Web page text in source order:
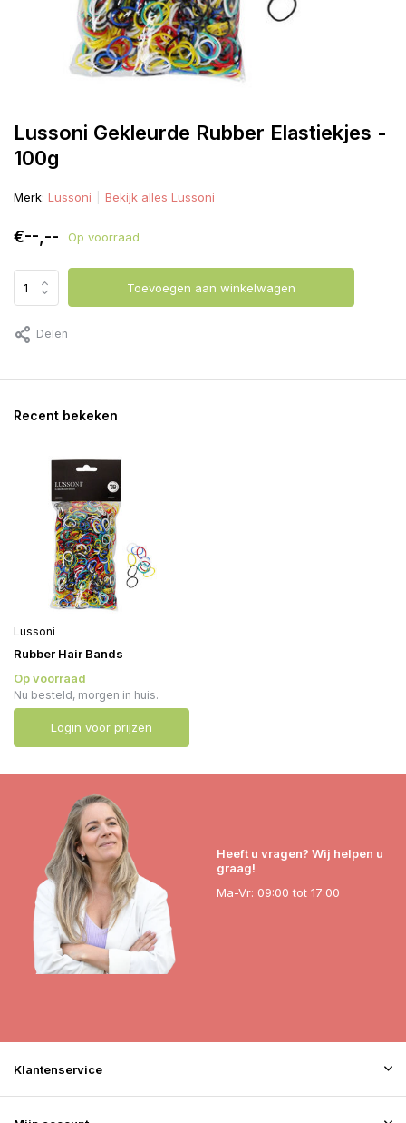
Lussoni Gekleurde Rubber Elastiekjes -
100g
Merk: Lussoni Bekijk alles Lussoni
€--,-- Op voorraad
Toevoegen aan winkelwagen
Delen
Recent bekeken
Lussoni
Rubber Hair Bands
Op voorraad
Nu besteld, morgen in huis.
Login voor prijzen
Heeft u vragen? Wij helpen u
graag!
Ma-Vr: 09:00 tot 17:00
Klantenservice